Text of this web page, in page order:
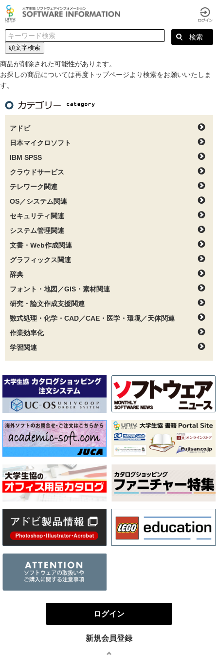
頭文字検索
商品が削除された可能性があります。
お探しの商品については再度トップページより検索をお願いいたしま
す。
アドビ
日本マイクロソフト
IBM SPSS
クラウドサービス
テレワーク関連
OS／システム関連
セキュリティ関連
システム管理関連
文書・Web作成関連
グラフィックス関連
辞典
フォント・地図／GIS・素材関連
研究・論文作成支援関連
数式処理・化学・CAD／CAE・医学・環境／天体関連
作業効率化
学習関連
ログイン
新規会員登録